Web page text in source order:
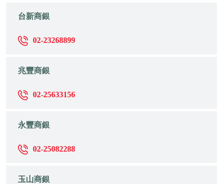
台新商銀
02-23268899
兆豐商銀
02-25633156
永豐商銀
02-25082288
玉山商銀